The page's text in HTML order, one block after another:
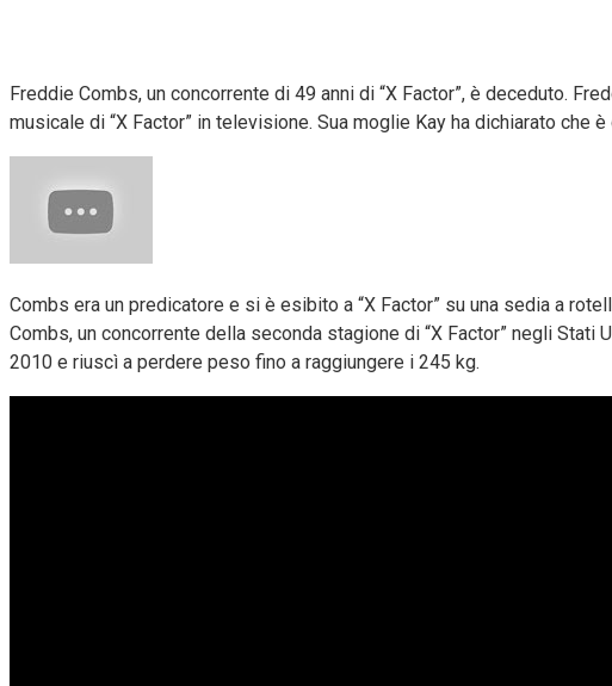
Freddie Combs, un concorrente di 49 anni di “X Factor”, è deceduto.
musicale di “X Factor” in televisione. Sua moglie Kay ha dichiarato
Combs era un predicatore e si è esibito a “X Factor” su una sedia a
Combs, un concorrente della seconda stagione di “X Factor” negli Stati
2010 e riuscì a perdere peso fino a raggiungere i 245 kg.